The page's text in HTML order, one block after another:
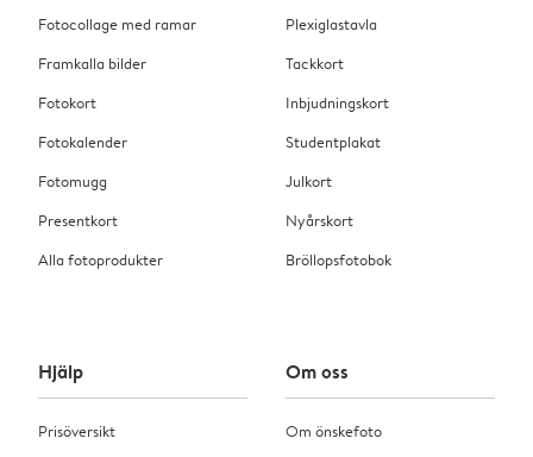
Fotocollage med ramar
Framkalla bilder
Fotokort
Fotokalender
Fotomugg
Presentkort
Alla fotoprodukter
Plexiglastavla
Tackkort
Inbjudningskort
Studentplakat
Julkort
Nyårskort
Bröllopsfotobok
Hjälp
Prisöversikt
Om oss
Om önskefoto